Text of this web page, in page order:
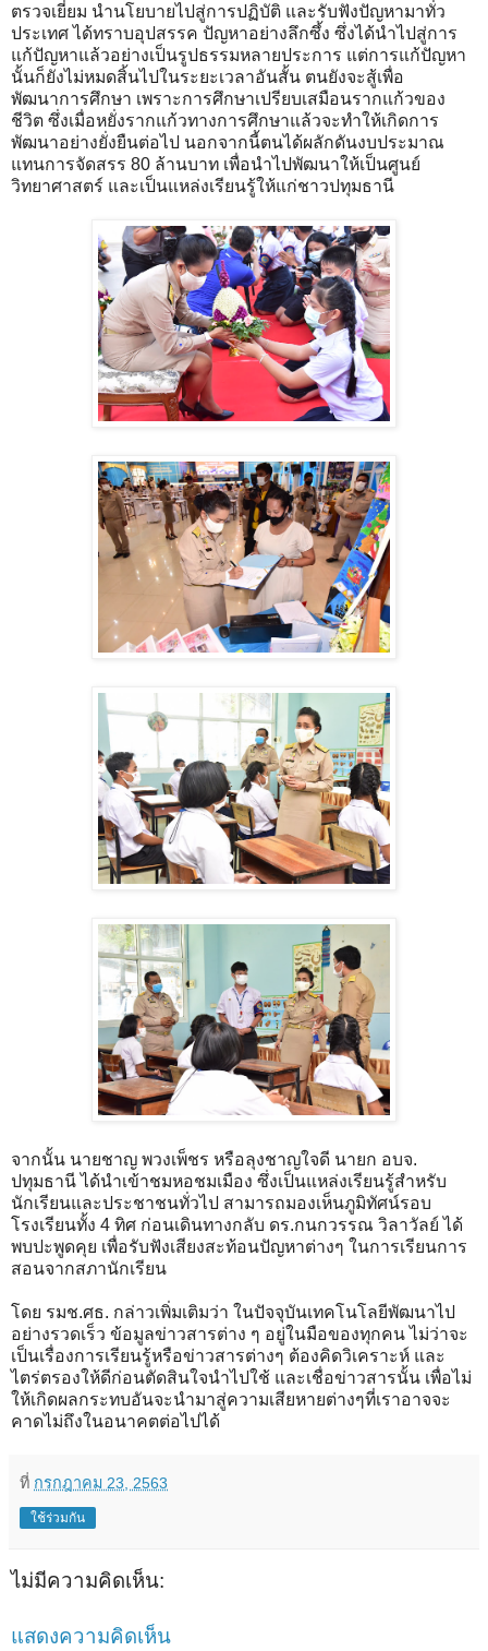
ตรวจเยี่ยม นำนโยบายไปสู่การปฏิบัติ และรับฟังปัญหามาทั่ว
ประเทศ ได้ทราบอุปสรรค ปัญหาอย่างลึกซึ้ง ซึ่งได้นำไปสู่การ
แก้ปัญหาแล้วอย่างเป็นรูปธรรมหลายประการ แต่การแก้ปัญหา
นั้นก็ยังไม่หมดสิ้นไปในระยะเวลาอันสั้น ตนยังจะสู้เพื่อ
พัฒนาการศึกษา เพราะการศึกษาเปรียบเสมือนรากแก้วของ
ชีวิต ซึ่งเมื่อหยั่งรากแก้วทางการศึกษาแล้วจะทำให้เกิดการ
พัฒนาอย่างยั่งยืนต่อไป นอกจากนี้ตนได้ผลักดันงบประมาณ
แทนการจัดสรร 80 ล้านบาท เพื่อนำไปพัฒนาให้เป็นศูนย์
วิทยาศาสตร์ และเป็นแหล่งเรียนรู้ให้แก่ชาวปทุมธานี
จากนั้น นายชาญ พวงเพ็ชร หรือลุงชาญใจดี นายก อบจ.
ปทุมธานี ได้นำเข้าชมหอชมเมือง ซึ่งเป็นแหล่งเรียนรู้สำหรับ
นักเรียนและประชาชนทั่วไป สามารถมองเห็นภูมิทัศน์รอบ
โรงเรียนทั้ง 4 ทิศ ก่อนเดินทางกลับ ดร.กนกวรรณ วิลาวัลย์ ได้
พบปะพูดคุย เพื่อรับฟังเสียงสะท้อนปัญหาต่างๆ ในการเรียนการ
สอนจากสภานักเรียน
โดย รมช.ศธ. กล่าวเพิ่มเติมว่า ในปัจจุบันเทคโนโลยีพัฒนาไป
อย่างรวดเร็ว ข้อมูลข่าวสารต่าง ๆ อยู่ในมือของทุกคน ไม่ว่าจะ
เป็นเรื่องการเรียนรู้หรือข่าวสารต่างๆ ต้องคิดวิเคราะห์ และ
ไตร่ตรองให้ดีก่อนตัดสินใจนำไปใช้ และเชื่อข่าวสารนั้น เพื่อไม่
ให้เกิดผลกระทบอันจะนำมาสู่ความเสียหายต่างๆที่เราอาจจะ
คาดไม่ถึงในอนาคตต่อไปได้
ที่ กรกฎาคม 23, 2563
ใช้ร่วมกัน
ไม่มีความคิดเห็น:
แสดงความคิดเห็น